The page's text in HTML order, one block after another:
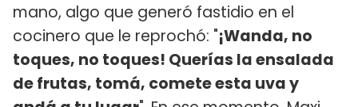
mano, algo que generó fastidio en el
cocinero que le reprochó: "¡Wanda, no
toques, no toques! Querías la ensalada
de frutas, tomá, comete esta uva y